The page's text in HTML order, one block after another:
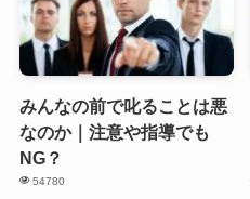
みんなの前で叱ることは悪
なのか｜注意や指導でも
NG？
54780